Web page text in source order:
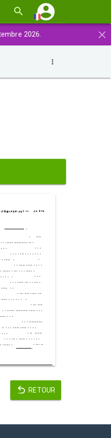
×
2026.
RETOUR